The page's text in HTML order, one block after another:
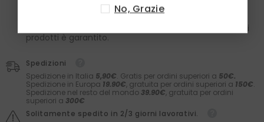
Nelle box troverai il meglio deiLaboratori Asteriti
. Il valore dei
prodotti è garantito.
Spedizioni
Spedizione in Italia 5,90€. Gratis per ordini superiori a 50€.
Spedizione in Europa 19.90€, gratuita per ordini superiori a 150€.
Spedizione nel resto del mondo 39.90€, gratuita per ordini
superiori a 300€
Solitamente spedito in 2/3 giorni lavorativi.
No, Grazie